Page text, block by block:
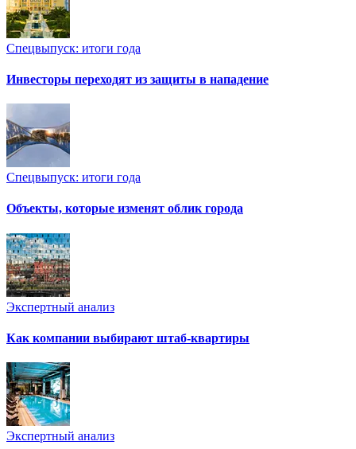
Спецвыпуск: итоги года
Инвесторы переходят из защиты в нападение
Спецвыпуск: итоги года
Объекты, которые изменят облик города
Экспертный анализ
Как компании выбирают штаб-квартиры
Экспертный анализ